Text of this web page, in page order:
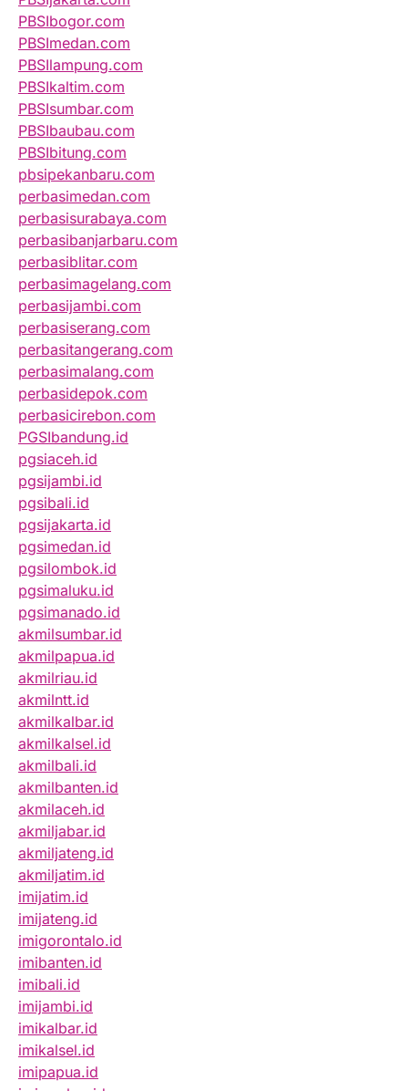
PBSIbogor.com
PBSImedan.com
PBSIlampung.com
PBSIkaltim.com
PBSIsumbar.com
PBSIbaubau.com
PBSIbitung.com
pbsipekanbaru.com
perbasimedan.com
perbasisurabaya.com
perbasibanjarbaru.com
perbasiblitar.com
perbasimagelang.com
perbasijambi.com
perbasiserang.com
perbasitangerang.com
perbasimalang.com
perbasidepok.com
perbasicirebon.com
PGSIbandung.id
pgsiaceh.id
pgsijambi.id
pgsibali.id
pgsijakarta.id
pgsimedan.id
pgsilombok.id
pgsimaluku.id
pgsimanado.id
akmilsumbar.id
akmilpapua.id
akmilriau.id
akmilntt.id
akmilkalbar.id
akmilkalsel.id
akmilbali.id
akmilbanten.id
akmilaceh.id
akmiljabar.id
akmiljateng.id
akmiljatim.id
imijatim.id
imijateng.id
imigorontalo.id
imibanten.id
imibali.id
imijambi.id
imikalbar.id
imikalsel.id
imipapua.id